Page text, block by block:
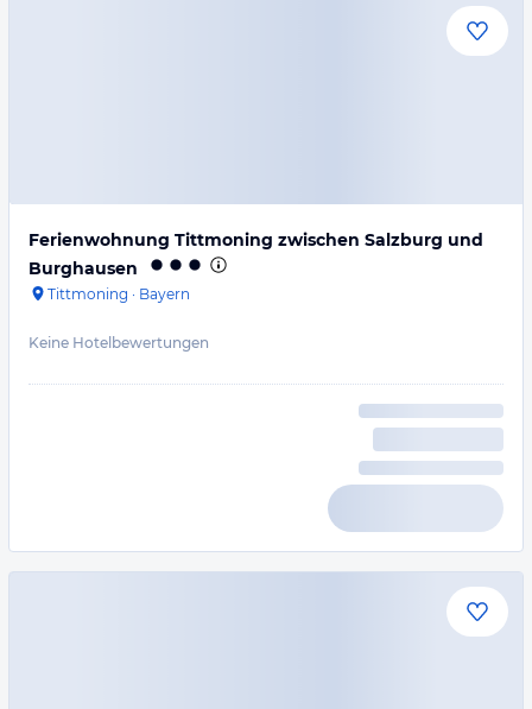
Ferienwohnung Tittmoning zwischen Salzburg und
Burghausen
Tittmoning · Bayern
Keine Hotelbewertungen